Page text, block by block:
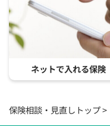
ネットで入れる保険
保険相談・見直しトップ